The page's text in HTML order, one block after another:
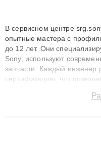
В сервисном центре
опытные мастера с
до 12 лет. Они
Sony, используют
запчасти. Каждый инженер
сертификацию, что
до 3 лет. Наши мастера